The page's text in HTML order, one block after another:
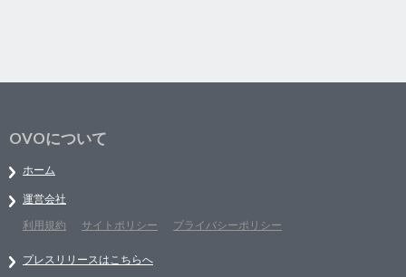
OVOについて
ホーム
運営会社
利用規約
サイトポリシー プライバシーポリシー
プレスリリースはこちらへ